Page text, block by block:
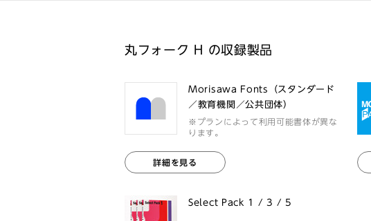
丸フォーク H の収録製品
Morisawa Fonts（スタンダード
／教育機関／公共団体）
※プランによって利用可能書体が異な
ります。
詳細を見る
Select Pack 1 / 3 / 5